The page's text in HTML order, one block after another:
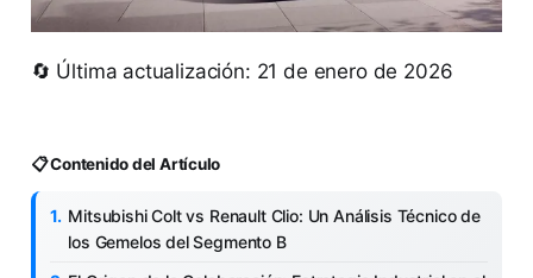
🔄 Última actualización: 21 de enero de 2026
📋 Contenido del Artículo
Mitsubishi Colt vs Renault Clio: Un Análisis Técnico de
los Gemelos del Segmento B